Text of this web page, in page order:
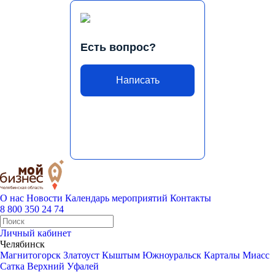
Есть вопрос?
Написать
О нас Новости Календарь мероприятий Контакты
8 800 350 24 74
Личный кабинет
Челябинск
Магнитогорск Златоуст Кыштым Южноуральск Карталы Миасс
Сатка Верхний Уфалей